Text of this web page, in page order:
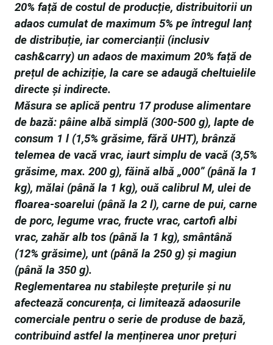
20% față de costul de producție, distribuitorii un
adaos cumulat de maximum 5% pe întregul lanț
de distribuție, iar comercianții (inclusiv
cash&carry) un adaos de maximum 20% față de
prețul de achiziție, la care se adaugă cheltuielile
directe și indirecte.
Măsura se aplică pentru 17 produse alimentare
de bază: pâine albă simplă (300-500 g), lapte de
consum 1 l (1,5% grăsime, fără UHT), brânză
telemea de vacă vrac, iaurt simplu de vacă (3,5%
grăsime, max. 200 g), făină albă „000” (până la 1
kg), mălai (până la 1 kg), ouă calibrul M, ulei de
floarea-soarelui (până la 2 l), carne de pui, carne
de porc, legume vrac, fructe vrac, cartofi albi
vrac, zahăr alb tos (până la 1 kg), smântână
(12% grăsime), unt (până la 250 g) și magiun
(până la 350 g).
Reglementarea nu stabilește prețurile și nu
afectează concurența, ci limitează adaosurile
comerciale pentru o serie de produse de bază,
contribuind astfel la menținerea unor prețuri